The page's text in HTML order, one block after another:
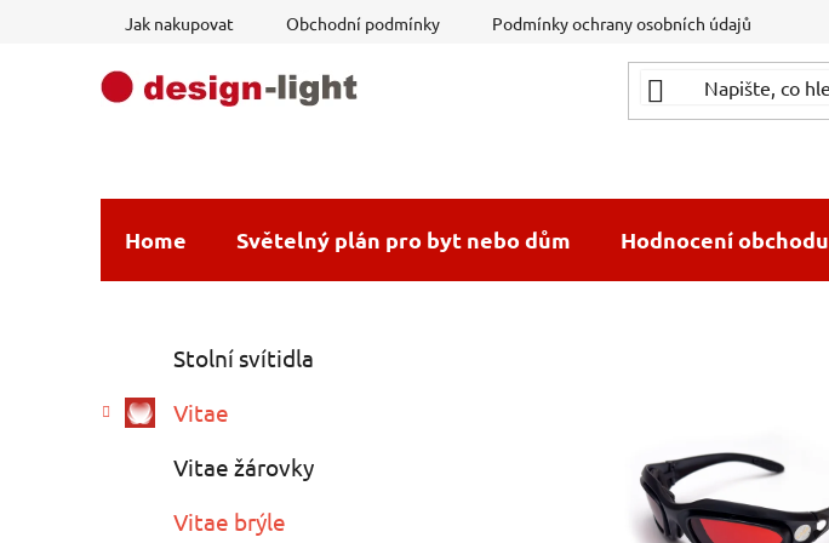
Jak nakupovat Obchodní podmínky Podmínky ochrany osobních údajů
Home Světelný plán pro byt nebo dům Hodnocení obchodu
s
kategorie
e
Stolní svítidla
Vitae
Vitae žárovky
Vitae brýle